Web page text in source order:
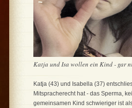
Katja und Isa wollen ein Kind - gar
Katja (43) und Isabella (37)
Mitspracherecht hat - das Sperma,
gemeinsamen Kind schwieriger ist